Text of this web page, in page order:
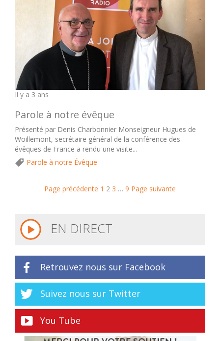
Il y a 3 ans
Parole à notre évêque
Présenté par Denis Charbonnier Monseigneur Hugues de
Woillemont, secrétaire général de la conférence des
évêques de France a rendu une visite...
Parole à notre Évêque
Page précédente 1 2 3 … 9 Page suivante
EN DIRECT
Retrouvez nous sur Facebook
Suivez nous sur Twitter
You Tube